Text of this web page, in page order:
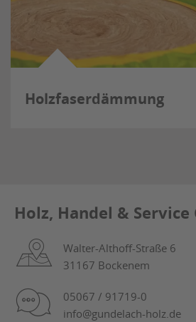
Holzfaserdämmung
Holz, Handel & Service
Walter-Althoff-Straße 6
31167 Bockenem
05067 / 91719-0
info@gundelach-holz.de